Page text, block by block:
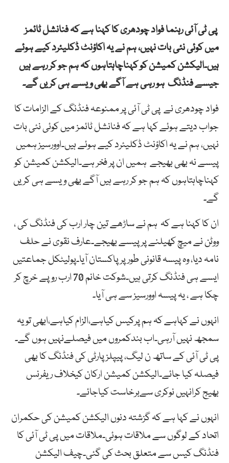
پی ٹی آئی رہنما فواد چودھری کا کہنا ہے کہ فنانشل ٹائمز
میں کوئی نئی بات نہیں، ہم نے یہ اکاؤنٹ ڈکلیئرد کیے ہوئے
ہیں۔الیکشن کمیشن کو کہناچاہتاہوں کہ ہم جو کر رہے ہیں
جیسے فنڈنگ ہو رہی ہے آگے بھی ویسے ہی کریں گے۔
فواد چودھری نے پی ٹی آئی پر ممنوعہ فنڈنگ کے الزامات کا
جواب دیتے ہوئے کہا ہے کہ فنانشل ٹائمز میں کوئی نئی بات
نہیں، ہم نے یہ اکاؤنٹ ڈکلیئرد کیے ہوئے ہیں۔اوورسیز ہمیں
پیسے نہ بھی بھیجے ہمیں ان پر فخر ہے۔الیکشن کمیشن کو
کہناچاہتاہوں کہ ہم جو کر رہے ہیں آگے بھی ویسے ہی کریں
گے۔
ان کا کہنا ہے کہ ہم نے ساڑھے تین چار ارب کی فنڈنگ کی ،
ووٹن نے میچ کھیلنے پر پیسے بھیجے۔عارف نقوی نے حلف
نامہ دیا، وہ پیسہ قانونی طور پر پاکستان آیا۔پولیٹکل جماعتیں
ایسے ہی فنڈنگ کرتی ہیں۔شوکت خانم 70 ارب روپے خرچ کر
چکا ہے ، یہ پیسہ اوورسیز سے ہی آیا۔
انہوں نے کہاہے کہ ہم پرکیس کیاہے،الزام کیاہے،ابھی تویہ
سمجھ نہیں آرہی۔اب بندکمروں میں فیصلےنہیں ہوں گے۔
پی ٹی آئی کے ساتھ ن لیگ، پیپلزپارٹی کی فنڈنگ کا بھی
فیصلہ کیا جائے۔الیکشن کمیشن ارکان کیخلاف ریفرنس
بھیج کرانہیں نوکری سےبرخاست کیاجائے۔
انہوں نے کہا ہے کہ گزشتہ دنوں الیکشن کمیشن کی حکمران
اتحاد کے لوگوں سے ملاقات ہوئی۔ملاقات میں پی ٹی آئی کا
فنڈنگ کیس سے متعلق بحث کی گئی۔چیف الیکشن